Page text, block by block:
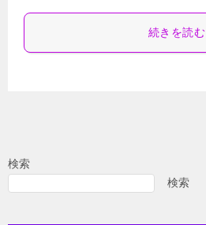
続きを読む
検索
検索